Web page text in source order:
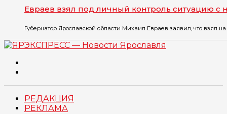
Евраев взял под личный контроль ситуацию
Губернатор Ярославской области Михаил Евраев заявил, что взял
РЕДАКЦИЯ
РЕКЛАМА